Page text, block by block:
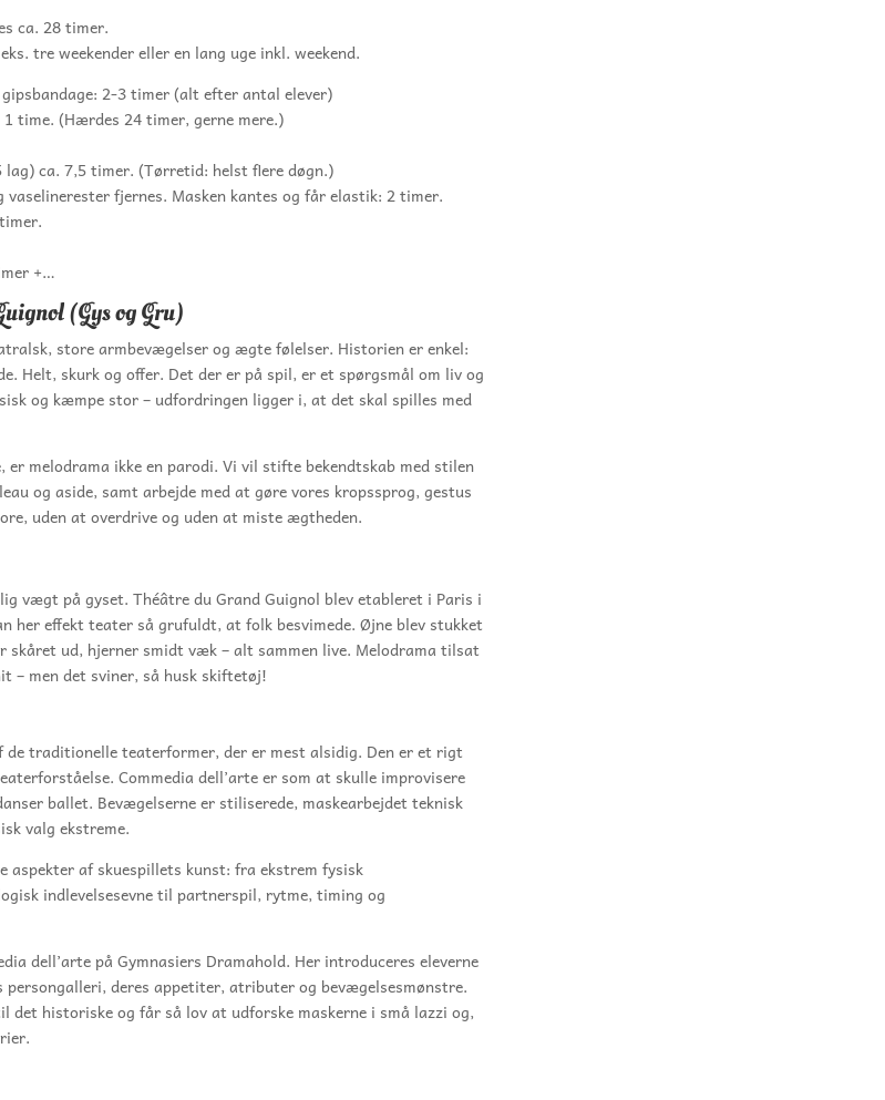
ca. 28 timer.
tre weekender eller en lang uge inkl. weekend.
2-3 timer (alt efter antal elever)
time. (Hærdes 24 timer, gerne mere.)
ca. 7,5 timer. (Tørretid: helst flere døgn.)
vaselinerester fjernes. Masken kantes og får elastik: 2 timer.
+…
(Gys og Gru)
store armbevægelser og ægte følelser. Historien er enkel:
Helt, skurk og offer. Det der er på spil, er et spørgsmål om liv og
og kæmpe stor – udfordringen ligger i, at det skal spilles med
er melodrama ikke en parodi. Vi vil stifte bekendtskab med stilen
og aside, samt arbejde med at gøre vores kropssprog, gestus
uden at overdrive og uden at miste ægtheden.
vægt på gyset. Théâtre du Grand Guignol blev etableret i Paris i
her effekt teater så grufuldt, at folk besvimede. Øjne blev stukket
skåret ud, hjerner smidt væk – alt sammen live. Melodrama tilsat
men det sviner, så husk skiftetøj!
de traditionelle teaterformer, der er mest alsidig. Den er et rigt
Commedia dell’arte er som at skulle improvisere
ballet. Bevægelserne er stiliserede, maskearbejdet teknisk
valg ekstreme.
af skuespillets kunst: fra ekstrem fysisk
indlevelsesevne til partnerspil, rytme, timing og
dell’arte på Gymnasiers Dramahold. Her introduceres eleverne
persongalleri, deres appetiter, atributer og bevægelsesmønstre.
historiske og får så lov at udforske maskerne i små lazzi og,